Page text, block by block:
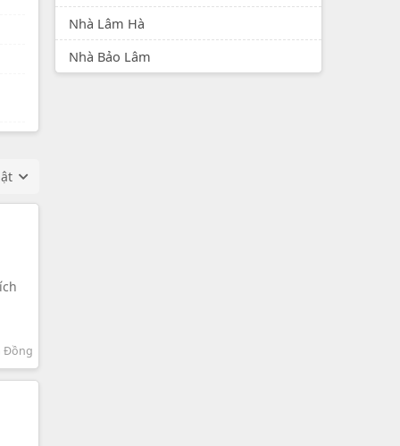
Đồng
Nhà Lâm Hà
Nhà Bảo Lâm